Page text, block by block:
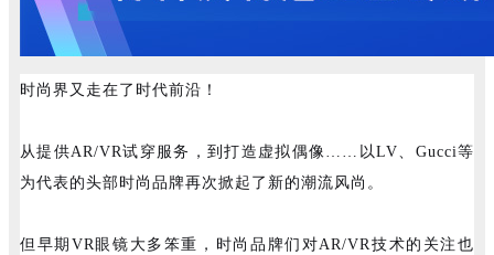
时尚界又走在了时代前沿！
从提供AR/VR试穿服务，到打造虚拟偶像……以LV、Gucci等
为代表的头部时尚品牌再次掀起了新的潮流风尚。
但早期VR眼镜大多笨重，时尚品牌们对AR/VR技术的关注也